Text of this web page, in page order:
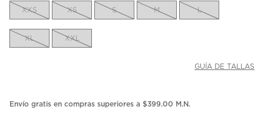
la
misma
XXS XS S M L
XL XXL
GUÍA DE TALLAS
Envío gratis en compras superiores a $399.00 M.N.